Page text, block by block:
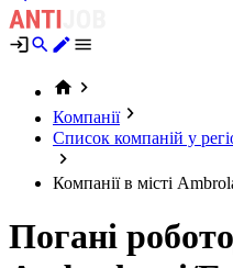
Компанії
Список компаній у
Компанії в місті
Погані